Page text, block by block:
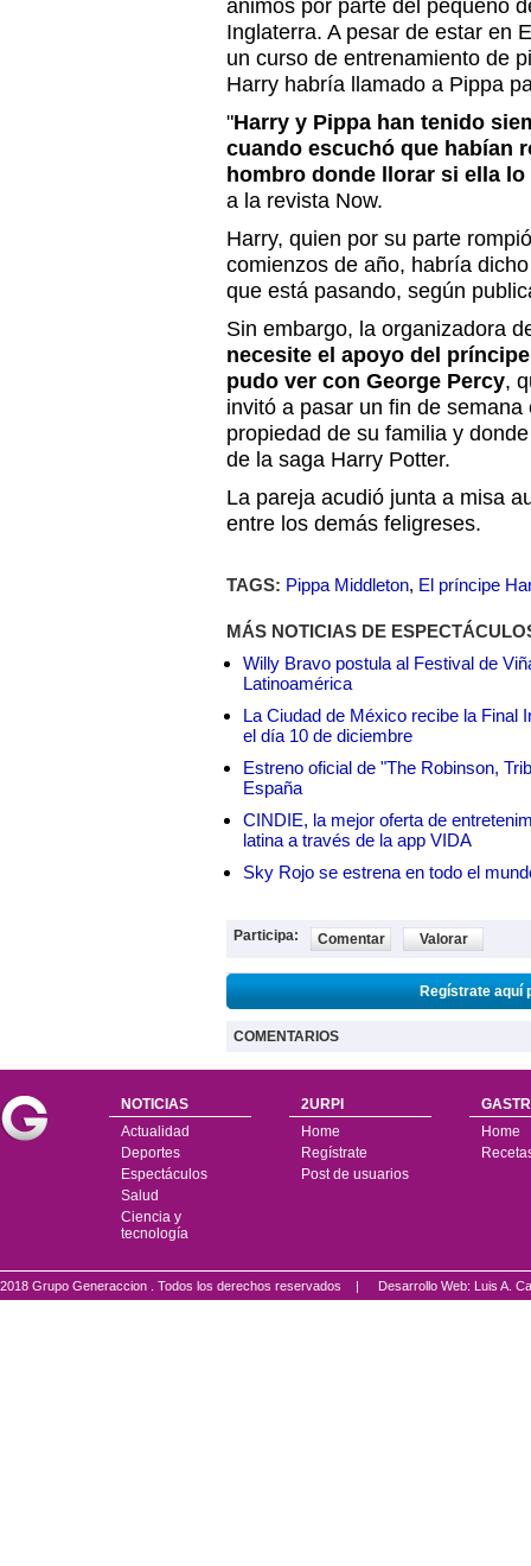
ánimos por parte del pequeño
Inglaterra. A pesar de estar en
un curso de entrenamiento de
Harry habría llamado a Pippa
"Harry y Pippa han tenido
cuando escuchó que habían
hombro donde llorar si ella lo
a la revista Now.
Harry, quien por su parte
comienzos de año, habría
que está pasando, según
Sin embargo, la organizadora
necesite el apoyo del
pudo ver con George Percy,
invitó a pasar un fin de
propiedad de su familia y
de la saga Harry Potter.
La pareja acudió junta a misa
entre los demás feligreses.
TAGS: Pippa Middleton, El príncipe
MÁS NOTICIAS DE
Willy Bravo postula al Festival de
Latinoamérica
La Ciudad de México recibe la Final
el día 10 de diciembre
Estreno oficial de "The Robinson,
España
CINDIE, la mejor oferta de
latina a través de la app VIDA
Sky Rojo se estrena en todo el
Participa: Comentar Valorar
Regístrate aquí
COMENTARIOS
NOTICIAS
Actualidad
Deportes
Espectáculos
Salud
Ciencia y
tecnología
2URPI
Home
Regístrate
Post de usuarios
Home
2018 Grupo Generaccion . Todos los derechos reservados | Desarrollo Web: Luis